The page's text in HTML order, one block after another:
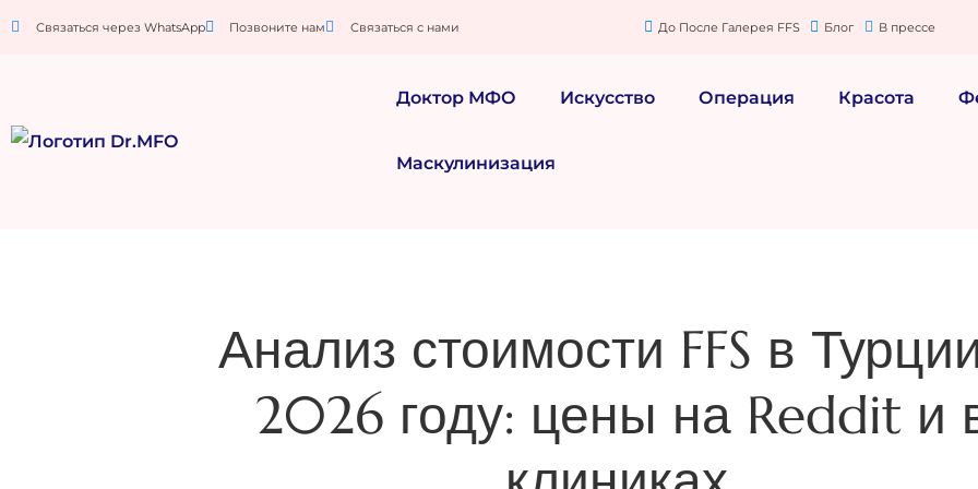
Связаться через WhatsApp Позвоните нам Связаться с нами До После Галерея FFS Блог В прессе
Доктор МФО Искусство Операция Красота
Маскулинизация
Анализ стоимости FFS в
2026 году: цены на Reddit и